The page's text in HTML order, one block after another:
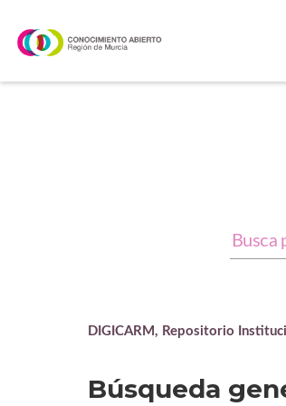
navigation
DIGICARM, Repositorio
Búsqueda